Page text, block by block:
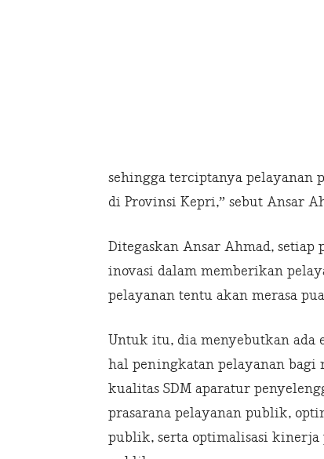
sehingga terciptanya pelayanan
di Provinsi Kepri,” sebut Ansar
Ditegaskan Ansar Ahmad,
inovasi dalam memberikan
pelayanan tentu akan merasa
Untuk itu, dia menyebutkan ada
hal peningkatan pelayanan bagi
kualitas SDM aparatur
prasarana pelayanan publik,
publik, serta optimalisasi kinerja